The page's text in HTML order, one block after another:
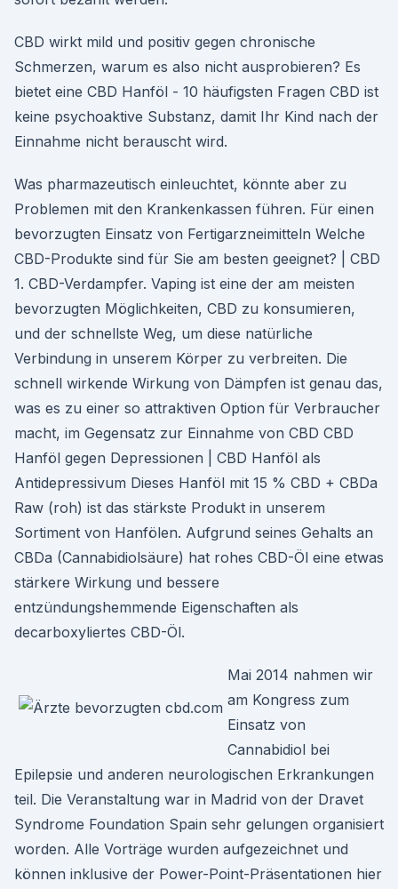
CBD wirkt mild und positiv gegen chronische
Schmerzen, warum es also nicht ausprobieren? Es
bietet eine CBD Hanföl - 10 häufigsten Fragen CBD ist
keine psychoaktive Substanz, damit Ihr Kind nach der
Einnahme nicht berauscht wird.
Was pharmazeutisch einleuchtet, könnte aber zu
Problemen mit den Krankenkassen führen. Für einen
bevorzugten Einsatz von Fertigarzneimitteln Welche
CBD-Produkte sind für Sie am besten geeignet? | CBD
1. CBD-Verdampfer. Vaping ist eine der am meisten
bevorzugten Möglichkeiten, CBD zu konsumieren,
und der schnellste Weg, um diese natürliche
Verbindung in unserem Körper zu verbreiten. Die
schnell wirkende Wirkung von Dämpfen ist genau das,
was es zu einer so attraktiven Option für Verbraucher
macht, im Gegensatz zur Einnahme von CBD CBD
Hanföl gegen Depressionen | CBD Hanföl als
Antidepressivum Dieses Hanföl mit 15 % CBD + CBDa
Raw (roh) ist das stärkste Produkt in unserem
Sortiment von Hanfölen. Aufgrund seines Gehalts an
CBDa (Cannabidiolsäure) hat rohes CBD-Öl eine etwas
stärkere Wirkung und bessere
entzündungshemmende Eigenschaften als
decarboxyliertes CBD-Öl.
Mai 2014 nahmen wir
am Kongress zum
Einsatz von
Cannabidiol bei
Epilepsie und anderen neurologischen Erkrankungen
teil. Die Veranstaltung war in Madrid von der Dravet
Syndrome Foundation Spain sehr gelungen organisiert
worden. Alle Vorträge wurden aufgezeichnet und
können inklusive der Power-Point-Präsentationen hier